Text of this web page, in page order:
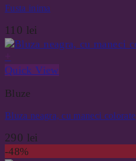
Fusta inima
110 lei
Quick View
Bluze
Bluza neagra, cu maneci colorate
290 lei
-48%